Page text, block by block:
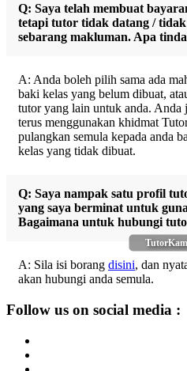
Q: Saya telah membuat
tetapi tutor tidak datang / tidak
sebarang makluman. Apa
A: Anda boleh pilih sama ada
baki kelas yang belum dibuat,
tutor yang lain untuk anda.
terus menggunakan khidmat
pulangkan semula kepada anda
kelas yang tidak dibuat.
Q: Saya nampak satu profil
yang saya berminat untuk
Bagaimana untuk hubungi
A: Sila isi borang disini, dan
akan hubungi anda semula.
Follow us on social media :